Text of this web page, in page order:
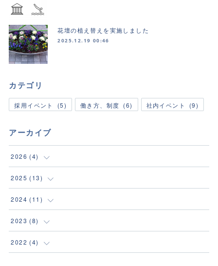
花壇の植え替えを実施しました
2025.12.19 00:46
カテゴリ
採用イベント (5) 働き方、制度 (6) 社内イベント (9)
アーカイブ
2026 (4)
(1)
( 1 )
(1
(1
2025 (13)
( 2 )
(1
(1
2024 (11 )
(1
(1
2023 (8)
(1
2022 (4)